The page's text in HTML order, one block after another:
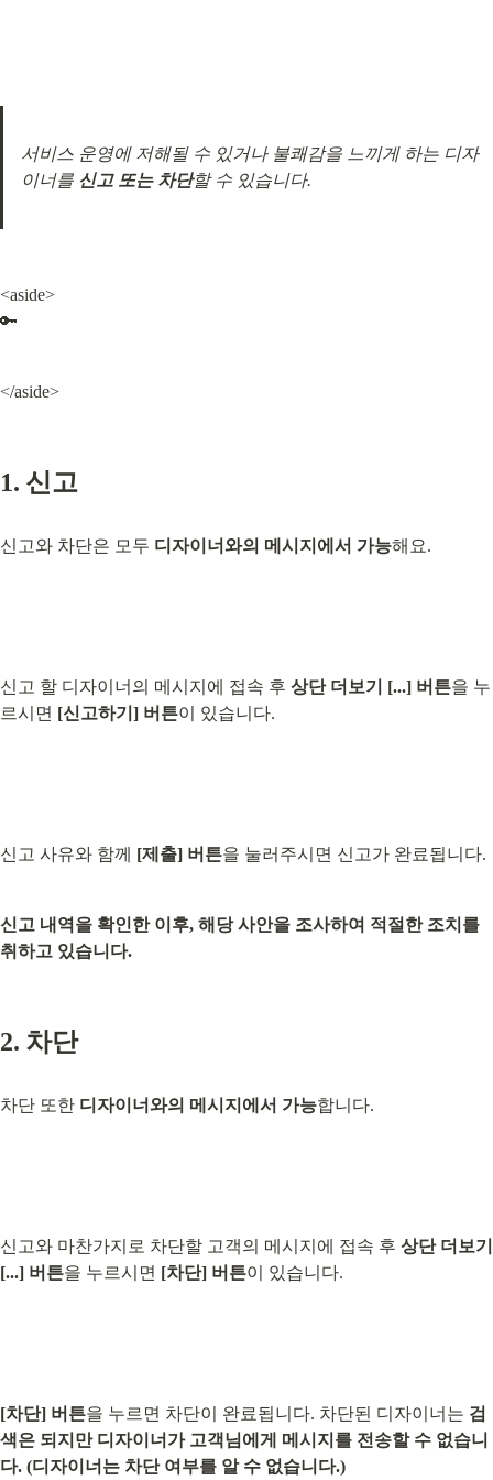
서비스 운영에 저해될 수 있거나 불쾌감을 느끼게 하는 디자
이너를 신고 또는 차단할 수 있습니다.
<aside>
🔑
</aside>
1. 신고
신고와 차단은 모두 디자이너와의 메시지에서 가능해요.
신고 할 디자이너의 메시지에 접속 후 상단 더보기 [...] 버튼을 누
르시면 [신고하기] 버튼이 있습니다.
신고 사유와 함께 [제출] 버튼을 눌러주시면 신고가 완료됩니다.
신고 내역을 확인한 이후, 해당 사안을 조사하여 적절한 조치를
취하고 있습니다.
2. 차단
차단 또한 디자이너와의 메시지에서 가능합니다.
신고와 마찬가지로 차단할 고객의 메시지에 접속 후 상단 더보기
[...] 버튼을 누르시면 [차단] 버튼이 있습니다.
[차단] 버튼을 누르면 차단이 완료됩니다. 차단된 디자이너는 검
색은 되지만 디자이너가 고객님에게 메시지를 전송할 수 없습니
다. (디자이너는 차단 여부를 알 수 없습니다.)